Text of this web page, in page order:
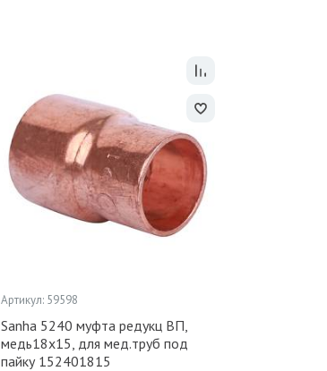
Артикул: 59598
Sanha 5240 муфта редукц ВП,
медь18x15, для мед.труб под
пайку 152401815